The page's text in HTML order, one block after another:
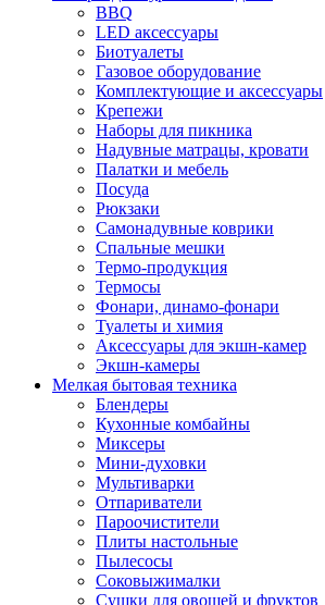
BBQ
LED аксессуары
Биотуалеты
Газовое оборудование
Комплектующие и аксессуары
Крепежи
Наборы для пикника
Надувные матрацы, кровати
Палатки и мебель
Посуда
Рюкзаки
Самонадувные коврики
Спальные мешки
Термо-продукция
Термосы
Фонари, динамо-фонари
Туалеты и химия
Аксессуары для экшн-камер
Экшн-камеры
Мелкая бытовая техника
Блендеры
Кухонные комбайны
Миксеры
Мини-духовки
Мультиварки
Отпариватели
Пароочистители
Плиты настольные
Пылесосы
Соковыжималки
Сушки для овощей и фруктов